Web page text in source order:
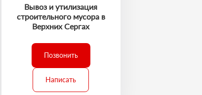
Вывоз и утилизация
строительного мусора в
Верхних Сергах
Позвонить
Написать